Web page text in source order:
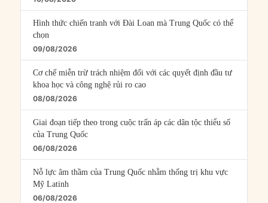
Hình thức chiến tranh với Đài Loan mà Trung Quốc có thể
chọn
09/08/2026
Cơ chế miễn trừ trách nhiệm đối với các quyết định đầu tư
khoa học và công nghệ rủi ro cao
08/08/2026
Giai đoạn tiếp theo trong cuộc trấn áp các dân tộc thiểu số
của Trung Quốc
06/08/2026
Nỗ lực âm thầm của Trung Quốc nhằm thống trị khu vực
Mỹ Latinh
06/08/2026